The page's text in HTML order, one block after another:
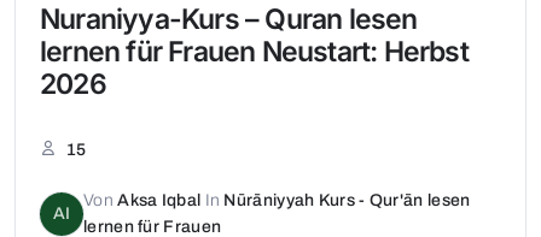
Nuraniyya-Kurs – Quran lesen
lernen für Frauen Neustart: Herbst
2026
15
AI
VonAksa Iqbal In Nūrāniyyah Kurs - Qur'ān lesen
lernen für Frauen